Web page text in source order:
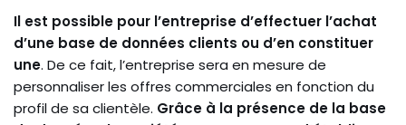
Il est possible pour l’entreprise d’effectuer l’achat
d’une base de données clients ou d’en constituer
une. De ce fait, l’entreprise sera en mesure de
personnaliser les offres commerciales en fonction du
profil de sa clientèle. Grâce à la présence de la base